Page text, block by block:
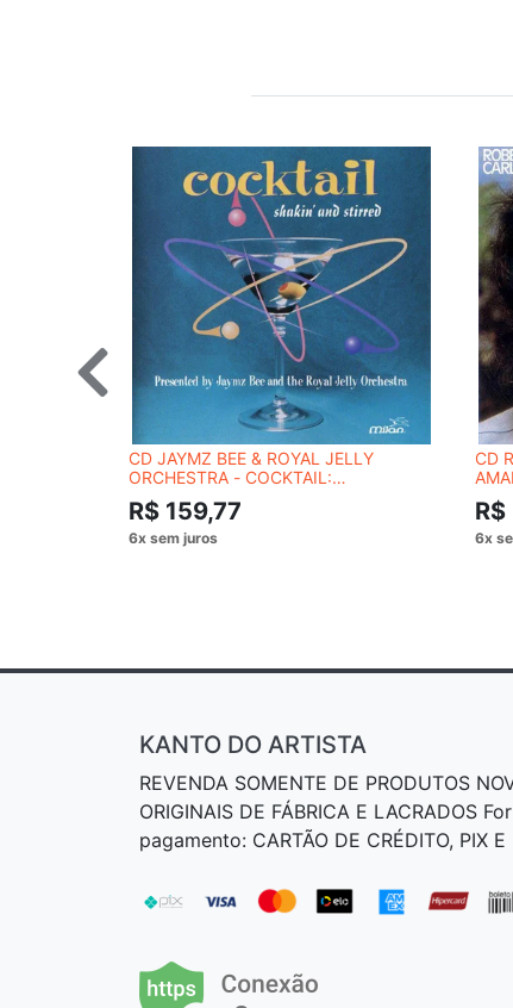
CD JAYMZ BEE & ROYAL JELLY
ORCHESTRA - COCKTAIL:
SHAKIN&#039; & STIRRED
R$ 159,77
CD
KANTO DO ARTISTA
REVENDA SOMENTE DE PRODUTOS
ORIGINAIS DE FÁBRICA E LACRADOS
pagamento: CARTÃO DE CRÉDITO, PIX E